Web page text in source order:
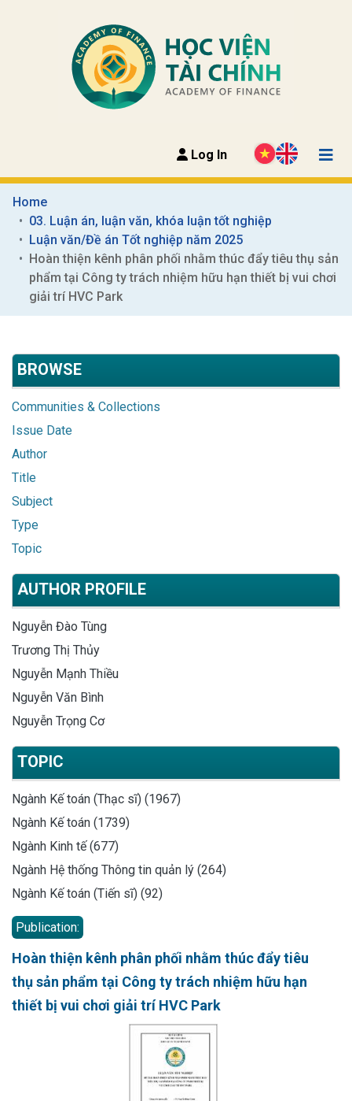
Log In
Home
03. Luận án, luận văn, khóa luận tốt nghiệp
Luận văn/Đề án Tốt nghiệp năm 2025
Hoàn thiện kênh phân phối nhằm thúc đẩy tiêu thụ sản
phẩm tại Công ty trách nhiệm hữu hạn thiết bị vui chơi
giải trí HVC Park
BROWSE
Communities & Collections
Issue Date
Author
Title
Subject
Type
Topic
AUTHOR PROFILE
Nguyễn Đào Tùng
Trương Thị Thủy
Nguyễn Mạnh Thiều
Nguyễn Văn Bình
Nguyễn Trọng Cơ
TOPIC
Ngành Kế toán (Thạc sĩ) (1967)
Ngành Kế toán (1739)
Ngành Kinh tế (677)
Ngành Hệ thống Thông tin quản lý (264)
Ngành Kế toán (Tiến sĩ) (92)
Publication:
Hoàn thiện kênh phân phối nhằm thúc đẩy tiêu
thụ sản phẩm tại Công ty trách nhiệm hữu hạn
thiết bị vui chơi giải trí HVC Park